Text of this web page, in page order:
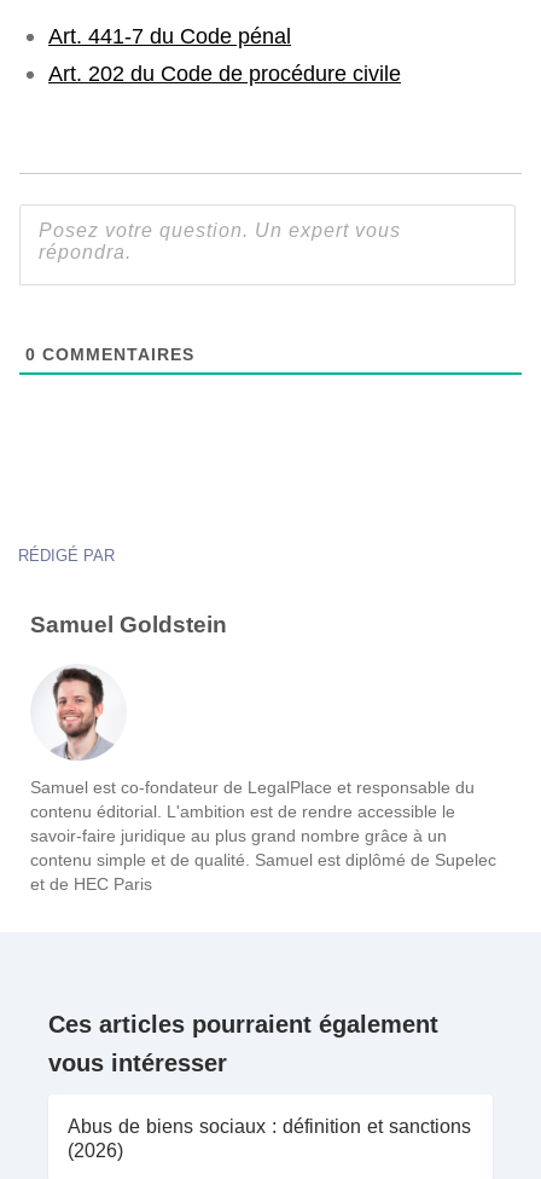
Art. 441-7 du Code pénal
Art. 202 du Code de procédure civile
0 COMMENTAIRES
RÉDIGÉ PAR
Samuel Goldstein
Samuel est co-fondateur de LegalPlace et responsable du
contenu éditorial. L'ambition est de rendre accessible le
savoir-faire juridique au plus grand nombre grâce à un
contenu simple et de qualité. Samuel est diplômé de Supelec
et de HEC Paris
Ces articles pourraient également
vous intéresser
Abus de biens sociaux : définition et sanctions
(2026)